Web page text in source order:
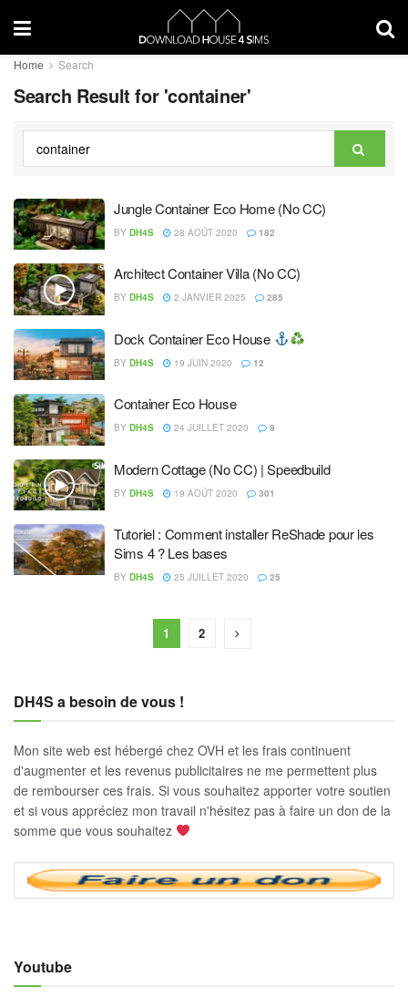
Home Search
Search Result for 'container'
Jungle Container Eco Home (No CC)
BY DH4S 28 AOÛT 2020 182
Architect Container Villa (No CC)
BY DH4S 2 JANVIER 2025 285
Dock Container Eco House
BY DH4S 19 JUIN 2020 12
Container Eco House
BY DH4S 24 JUILLET 2020 9
Modern Cottage (No CC) | Speedbuild
BY DH4S 19 AOÛT 2020 301
Tutoriel : Comment installer ReShade pour les
Sims 4 ? Les bases
BY DH4S 25 JUILLET 2020 25
1 2
DH4S a besoin de vous !
Mon site web est hébergé chez OVH et les frais continuent
d'augmenter et les revenus publicitaires ne me permettent plus
de rembourser ces frais. Si vous souhaitez apporter votre soutien
et si vous appréciez mon travail n'hésitez pas à faire un don de la
somme que vous souhaitez
Youtube